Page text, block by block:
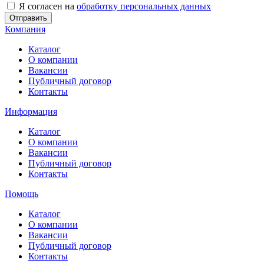
Я согласен на обработку персональных данных
Отправить
Компания
Каталог
О компании
Вакансии
Публичный договор
Контакты
Информация
Каталог
О компании
Вакансии
Публичный договор
Контакты
Помощь
Каталог
О компании
Вакансии
Публичный договор
Контакты